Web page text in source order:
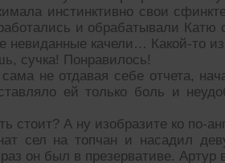
инстинктивно свои
и обрабатывали Катю
невиданные качели… Какой-то
сучка! Понравилось!
не отдавая себе отчета,
ей только боль и
стоит? А ну изобразите ко по-
сел на топчан и насадил
он был в презервативе.